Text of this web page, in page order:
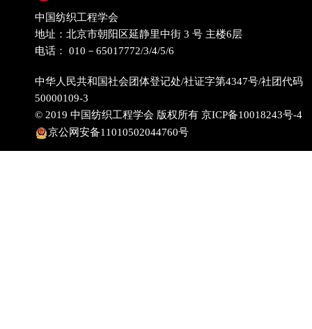
中国纺织工程学会
地址：北京市朝阳区延静里中街 3 号 主楼6层
电话： 010－65017772/3/4/5/6
中华人民共和国社会团体登记处/社证字第4347号/社团代码
50000109-3
© 2019 中国纺织工程学会 版权所有 京ICP备10018243号-4
京公网安备11010502044760号